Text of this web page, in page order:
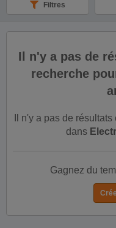
Filtres
Il n'y a pas de
recherche
Il n'y a pas de
dans
Gagnez du